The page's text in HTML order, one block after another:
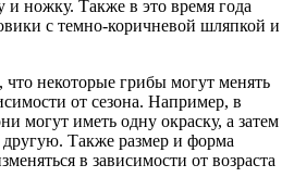
ножку. Также в это время года
с темно-коричневой шляпкой и
что некоторые грибы могут менять
от сезона. Например, в
могут иметь одну окраску, а затем
другую. Также размер и форма
в зависимости от возраста